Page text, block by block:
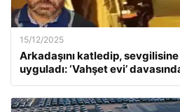
15/12/2025
Arkadaşını katledip,
uyguladı: ‘Vahşet evi’